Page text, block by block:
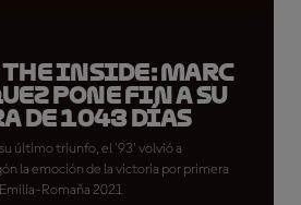
the Inside: Marc
pone fin a su
de 1043 días
último triunfo, el '93' volvió a
la emoción de la victoria por primera
Romaña 2021